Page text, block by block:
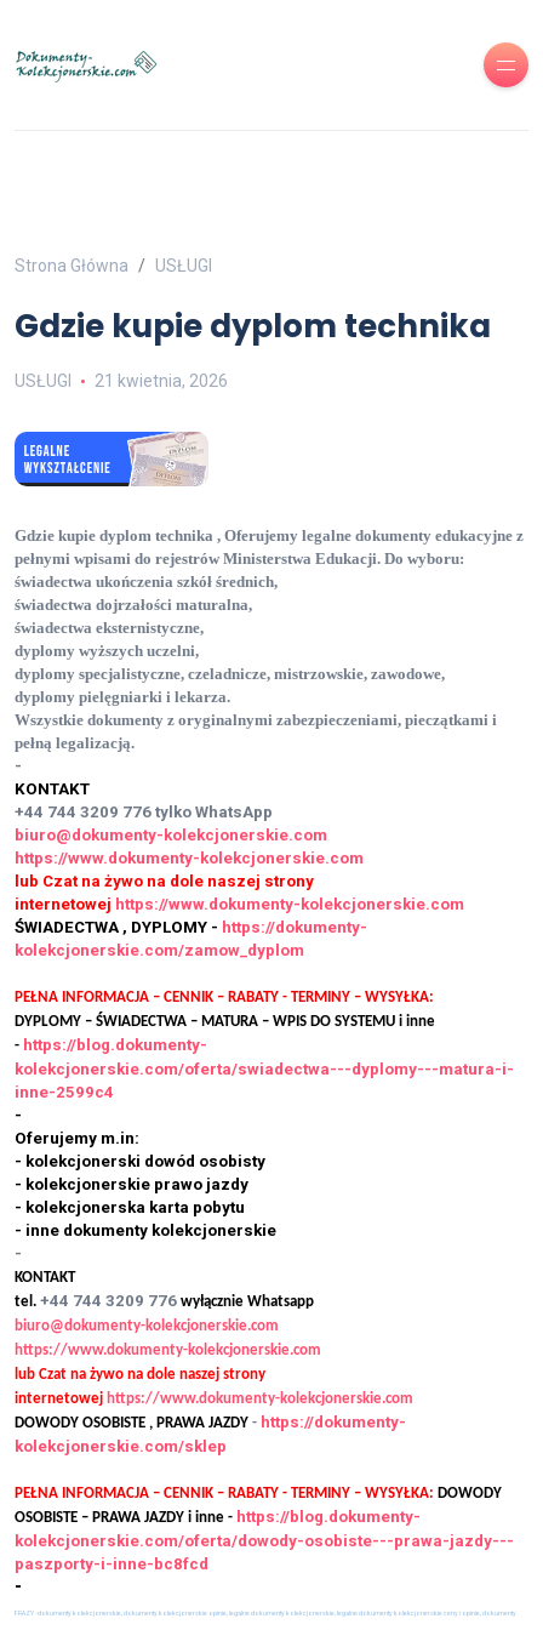
Strona Główna USŁUGI
Gdzie kupie dyplom technika
USŁUGI 21 kwietnia, 2026
Gdzie kupie dyplom technika , Oferujemy legalne dokumenty edukacyjne z
pełnymi wpisami do rejestrów Ministerstwa Edukacji. Do wyboru:
świadectwa ukończenia szkół średnich,
świadectwa dojrzałości maturalna,
świadectwa eksternistyczne,
dyplomy wyższych uczelni,
dyplomy specjalistyczne, czeladnicze, mistrzowskie, zawodowe,
dyplomy pielęgniarki i lekarza.
Wszystkie dokumenty z oryginalnymi zabezpieczeniami, pieczątkami i
pełną legalizacją.
-
KONTAKT
+44 744 3209 776 tylko WhatsApp
biuro@dokumenty-kolekcjonerskie.com
https://www.dokumenty-kolekcjonerskie.com
lub Czat na żywo na dole naszej strony
internetowej https://www.dokumenty-kolekcjonerskie.com
ŚWIADECTWA , DYPLOMY - https://dokumenty-
kolekcjonerskie.com/zamow_dyplom
PEŁNA INFORMACJA – CENNIK – RABATY - TERMINY – WYSYŁKA:
DYPLOMY – ŚWIADECTWA – MATURA – WPIS DO SYSTEMU i inne
- https://blog.dokumenty-
kolekcjonerskie.com/oferta/swiadectwa---dyplomy---matura-i-
inne-2599c4
-
Oferujemy m.in:
- kolekcjonerski dowód osobisty
- kolekcjonerskie prawo jazdy
- kolekcjonerska karta pobytu
- inne dokumenty kolekcjonerskie
-
KONTAKT
tel. +44 744 3209 776 wyłącznie Whatsapp
biuro@dokumenty-kolekcjonerskie.com
https://www.dokumenty-kolekcjonerskie.com
lub Czat na żywo na dole naszej strony
internetowej https://www.dokumenty-kolekcjonerskie.com
DOWODY OSOBISTE , PRAWA JAZDY - https://dokumenty-
kolekcjonerskie.com/sklep
PEŁNA INFORMACJA – CENNIK – RABATY - TERMINY – WYSYŁKA: DOWODY
OSOBISTE – PRAWA JAZDY i inne - https://blog.dokumenty-
kolekcjonerskie.com/oferta/dowody-osobiste---prawa-jazdy---
paszporty-i-inne-bc8fcd
-
FRAZY - dokumenty kolekcjonerskie, dokumenty kolekcjonerskie opinie, legalne dokumenty kolekcjonerskie, legalne dokumenty kolekcjonerskie ceny i opinie, dokumenty